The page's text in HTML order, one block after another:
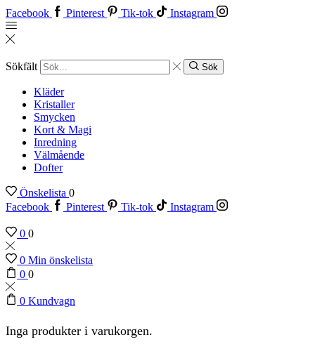
Facebook Pinterest Tik-tok Instagram
Sökfält Sök
Kläder
Kristaller
Smycken
Kort & Magi
Inredning
Välmående
Dofter
Önskelista 0
Facebook
Pinterest Tik-tok Instagram
0 0
0 Min önskelista
0 0
0 Kundvagn
Inga produkter i varukorgen.